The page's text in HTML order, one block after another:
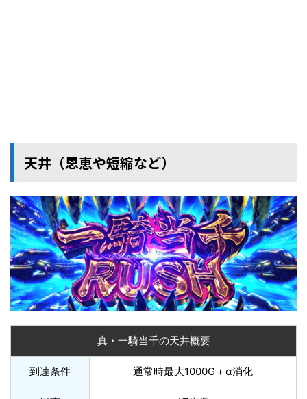
天井（恩恵や短縮など）
真・一騎当千の天井概要
到達条件 通常時最大1000G＋α消化